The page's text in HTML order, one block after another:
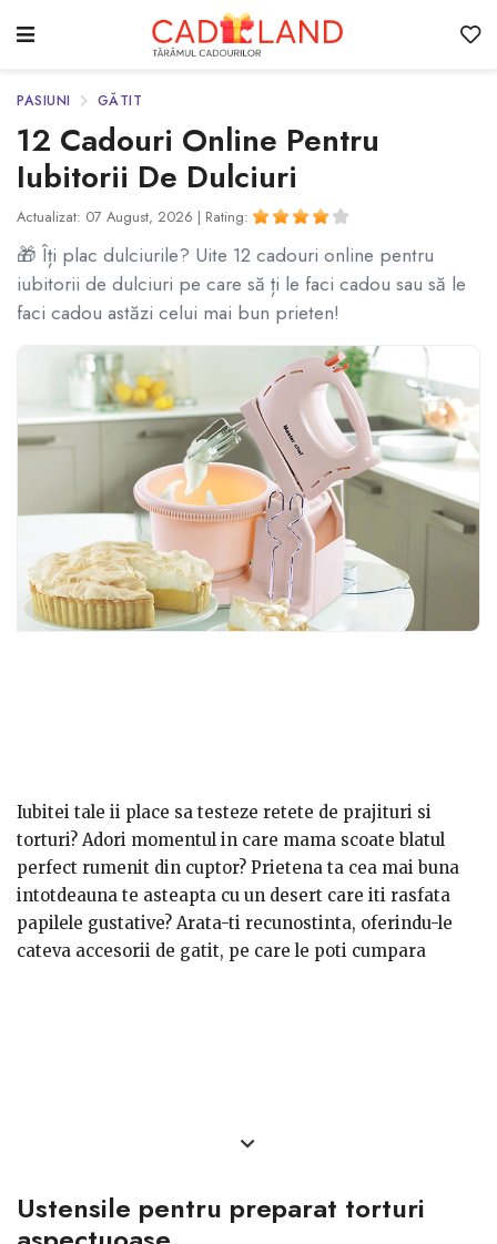
PASIUNI GĂTIT
12 Cadouri Online Pentru
Iubitorii De Dulciuri
Actualizat: 07 August, 2026 | Rating:
🎁 Îți plac dulciurile? Uite 12 cadouri online pentru
iubitorii de dulciuri pe care să ți le faci cadou sau să le
faci cadou astăzi celui mai bun prieten!
Iubitei tale ii place sa testeze retete de prajituri si
torturi? Adori momentul in care mama scoate blatul
perfect rumenit din cuptor? Prietena ta cea mai buna
intotdeauna te asteapta cu un desert care iti rasfata
papilele gustative? Arata-ti recunostinta, oferindu-le
cateva accesorii de gatit, pe care le poti cumpara
Ustensile pentru preparat torturi